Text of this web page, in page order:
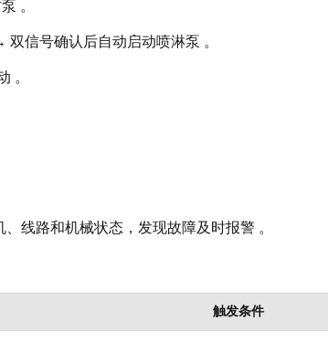
。
信号确认后自动启动喷淋泵 。
。
线路和机械状态，发现故障及时报警 。
触发条件